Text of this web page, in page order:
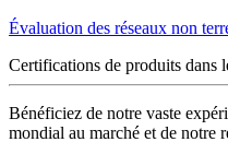
Évaluation des réseaux non
Certifications de produits dans
Bénéficiez de notre vaste
mondial au marché et de notre